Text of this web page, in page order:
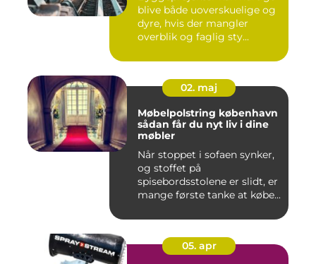
blive både uoverskuelige og
dyre, hvis der mangler
overblik og faglig sty...
02. maj
Møbelpolstring københavn
sådan får du nyt liv i dine
møbler
Når stoppet i sofaen synker,
og stoffet på
spisebordsstolene er slidt, er
mange første tanke at købe...
05. apr